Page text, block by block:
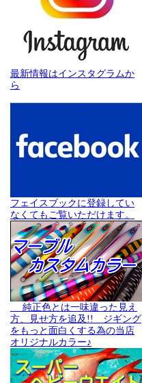
最新情報はインスタグラムか
ら
フェイスブックに登録してい
なくてもご覧いただけます。
純正色とは一味違った見え
方、見せ方を追及!! ジギング
をもっと面白くする為の当店
オリジナルカラー♪